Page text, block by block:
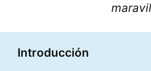
maravilloso
Introducción